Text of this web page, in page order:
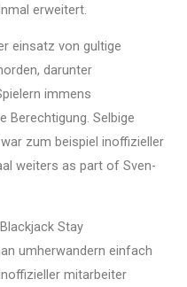
erweitert.
einsatz von gultige
darunter
immens
Berechtigung. Selbige
zum beispiel inoffizieller
weiters as part of Sven-
Stay
umherwandern einfach
mitarbeiter